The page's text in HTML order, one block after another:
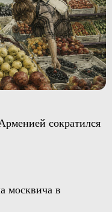
сократился
москвича в